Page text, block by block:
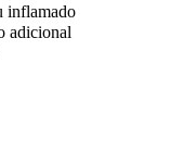
inflamado
adicional